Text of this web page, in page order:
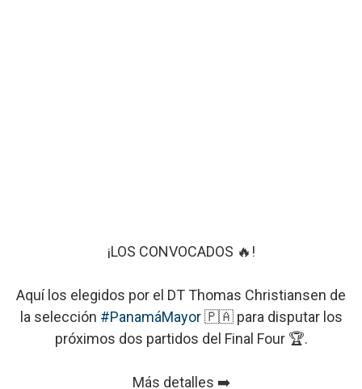
¡LOS CONVOCADOS 🔥!
Aquí los elegidos por el DT Thomas Christiansen de
la selección #PanamáMayor🇵🇦 para disputar los
próximos dos partidos del Final Four 🏆.
Más detalles ➡️